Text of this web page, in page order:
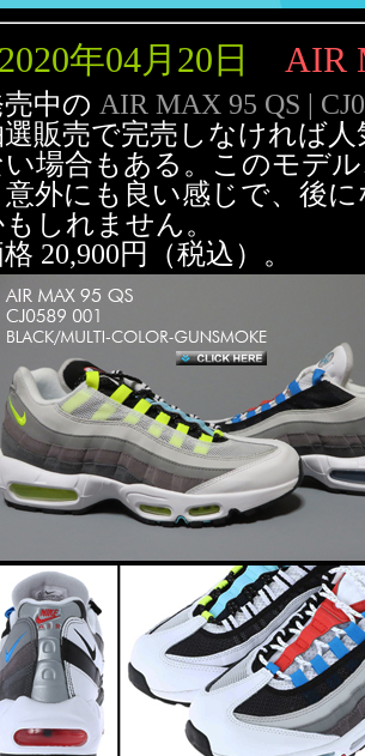
2020年04月20日 AIR
中の AIR MAX 95 QS |
販売で完売しなければ
い場合もある。このモデ
意外にも良い感じで、後
しれません。
20,900円（税込）。